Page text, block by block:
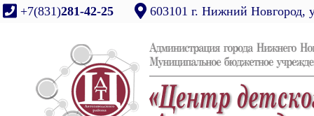
+7(831)281-42-25 603101 г. Нижний Новгород,